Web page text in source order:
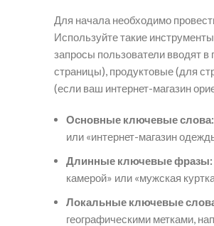
Для начала необходимо
Используйте такие
запросы пользователи вводят
страницы), продуктовые (для
(если ваш интернет-магазин
Основные ключевые слова:
или «интернет-магазин
Длинные ключевые фразы:
камерой» или «мужская
Локальные ключевые
географическими метками,